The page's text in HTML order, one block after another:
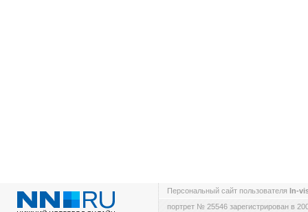
Персональный сайт пользователя In-
портрет № 25546 зарегистрирован в